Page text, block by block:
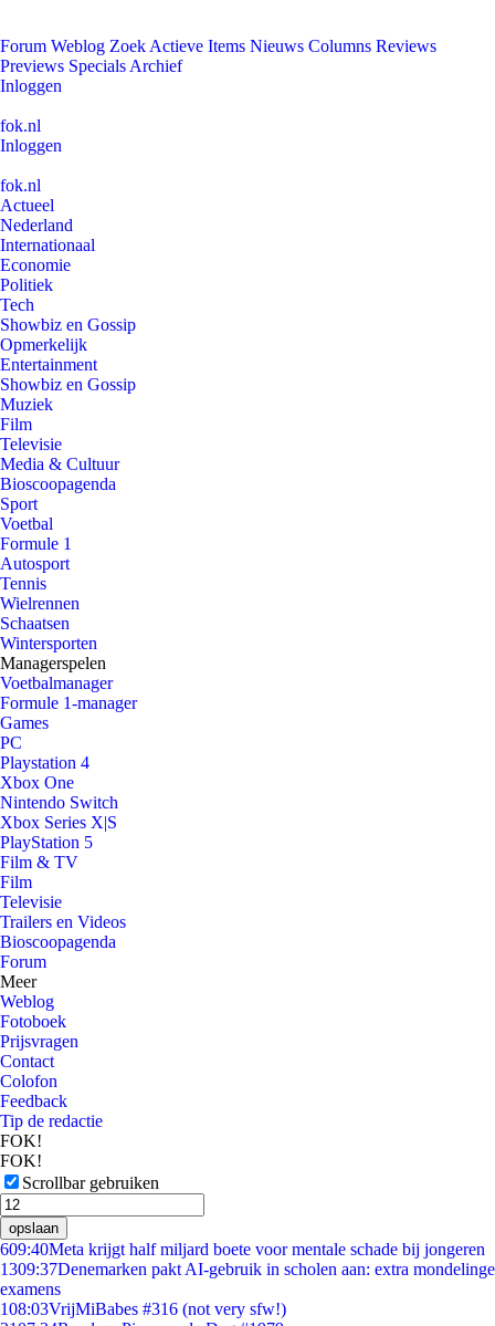
Forum Weblog Zoek Actieve Items Nieuws Columns Reviews
Previews Specials Archief
Inloggen
fok.nl
Inloggen
fok.nl
Actueel
Nederland
Internationaal
Economie
Politiek
Tech
Showbiz en Gossip
Opmerkelijk
Entertainment
Showbiz en Gossip
Muziek
Film
Televisie
Media & Cultuur
Bioscoopagenda
Sport
Voetbal
Formule 1
Autosport
Tennis
Wielrennen
Schaatsen
Wintersporten
Managerspelen
Voetbalmanager
Formule 1-manager
Games
PC
Playstation 4
Xbox One
Nintendo Switch
Xbox Series X|S
PlayStation 5
Film & TV
Film
Televisie
Trailers en Videos
Bioscoopagenda
Forum
Meer
Weblog
Fotoboek
Prijsvragen
Contact
Colofon
Feedback
Tip de redactie
FOK!
FOK!
Scrollbar gebruiken
opslaan
609:40Meta krijgt half miljard boete voor mentale schade bij jongeren
1309:37Denemarken pakt AI-gebruik in scholen aan: extra mondelinge
examens
108:03VrijMiBabes #316 (not very sfw!)